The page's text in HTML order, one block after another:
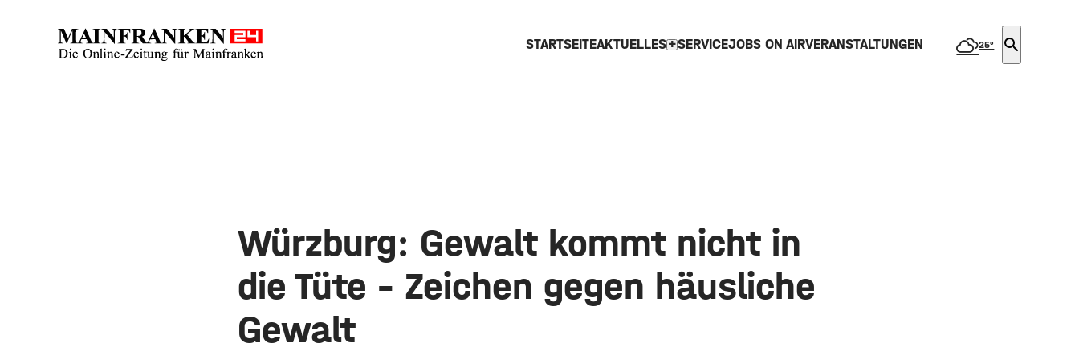
STARTSEITEAKTUELLESexpand_moreSERVICEJOBS ON AIRVERANSTALTUNGEN 25° search
Würzburg: Gewalt kommt nicht in
die Tüte – Zeichen gegen häusliche
Gewalt